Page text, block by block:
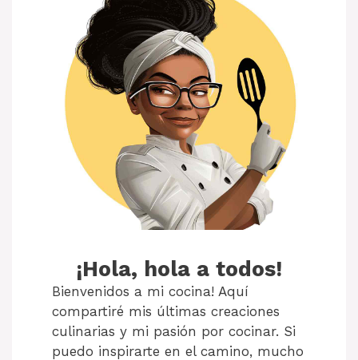
¡Hola, hola a todos!
Bienvenidos a mi cocina! Aquí
compartiré mis últimas creaciones
culinarias y mi pasión por cocinar. Si
puedo inspirarte en el camino, mucho